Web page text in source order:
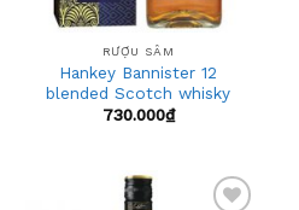
RƯỢU SÂM
Hankey Bannister 12
blended Scotch whisky
730.000₫